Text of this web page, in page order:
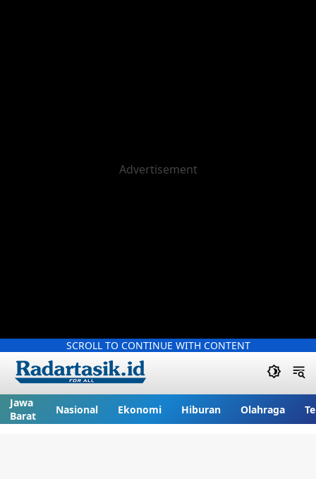
SCROLL TO CONTINUE WITH CONTENT
Jawa
Barat
Nasional Ekonomi Hiburan Olahraga